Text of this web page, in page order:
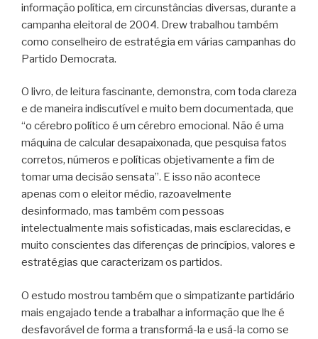
informação política, em circunstâncias diversas, durante a
campanha eleitoral de 2004. Drew trabalhou também
como conselheiro de estratégia em várias campanhas do
Partido Democrata.
O livro, de leitura fascinante, demonstra, com toda clareza
e de maneira indiscutível e muito bem documentada, que
“o cérebro político é um cérebro emocional. Não é uma
máquina de calcular desapaixonada, que pesquisa fatos
corretos, números e políticas objetivamente a fim de
tomar uma decisão sensata”. E isso não acontece
apenas com o eleitor médio, razoavelmente
desinformado, mas também com pessoas
intelectualmente mais sofisticadas, mais esclarecidas, e
muito conscientes das diferenças de princípios, valores e
estratégias que caracterizam os partidos.
O estudo mostrou também que o simpatizante partidário
mais engajado tende a trabalhar a informação que lhe é
desfavorável de forma a transformá-la e usá-la como se